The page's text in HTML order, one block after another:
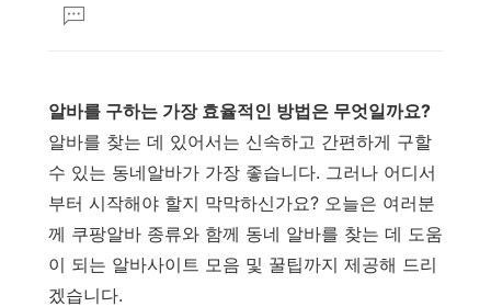
댓
글
알바를 구하는 가장 효율적인 방법은 무엇일까요?
알바를 찾는 데 있어서는 신속하고 간편하게 구할
수 있는 동네알바가 가장 좋습니다. 그러나 어디서
부터 시작해야 할지 막막하신가요? 오늘은 여러분
께 쿠팡알바 종류와 함께 동네 알바를 찾는 데 도움
이 되는 알바사이트 모음 및 꿀팁까지 제공해 드리
겠습니다.